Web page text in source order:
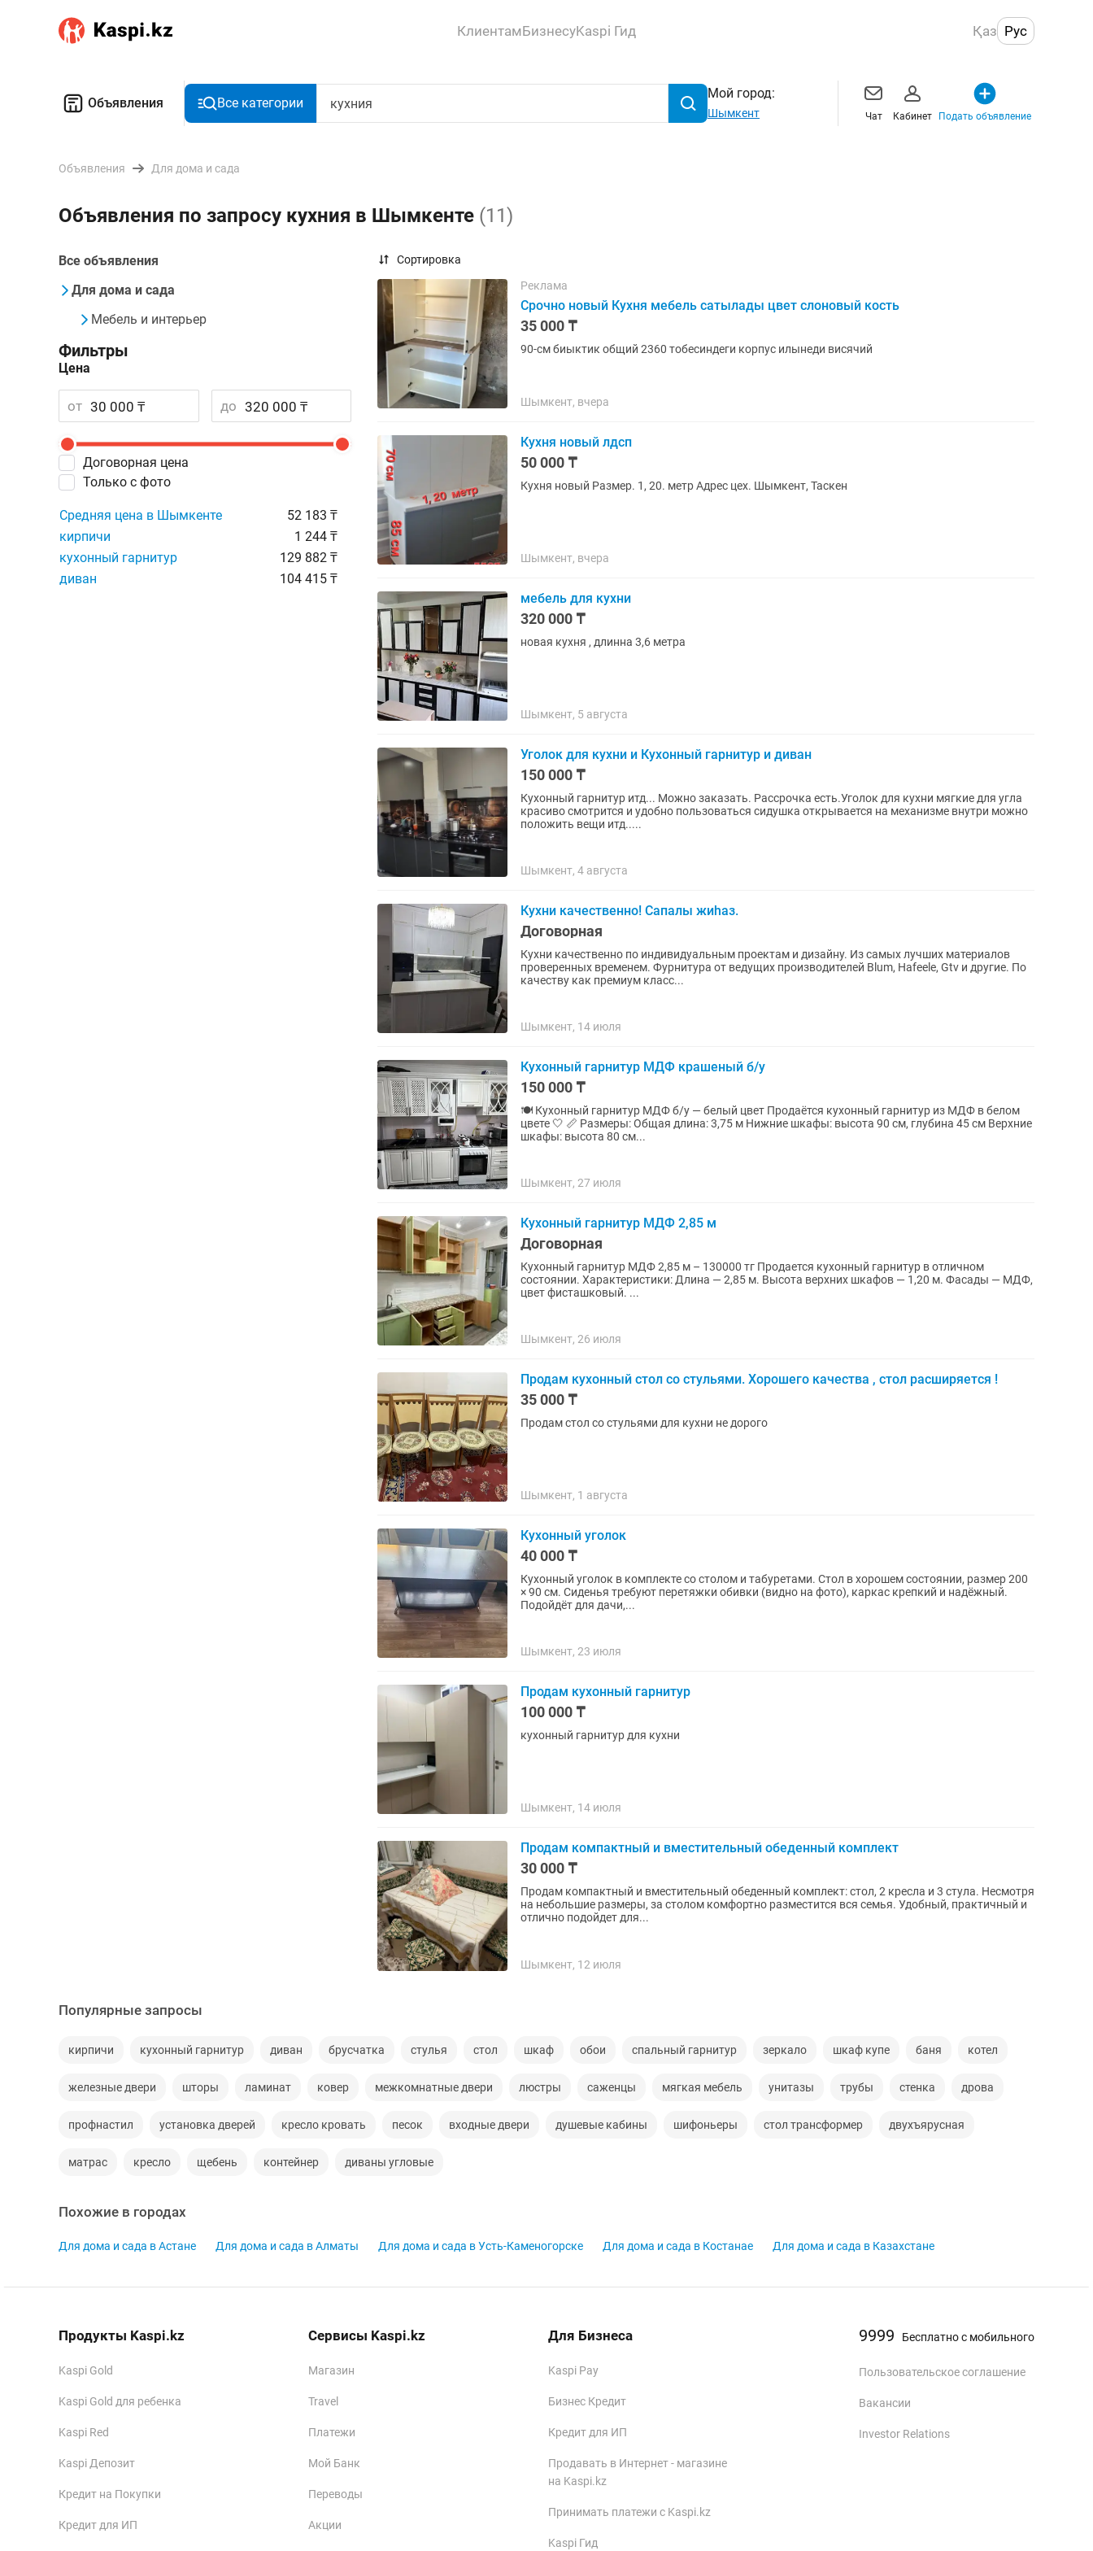
КлиентамБизнесуKaspi Гид Қаз Рус
Объявления Все категории
Мой город:
Шымкент Чат Кабинет Подать объявление
Объявления Для дома и сада
Объявления по запросу кухния в Шымкенте (11)
Все объявления
Для дома и сада
Мебель и интерьер
Фильтры
Цена
от до
Договорная цена
Только с фото
Средняя цена в Шымкенте
52 183 ₸
кирпичи
1 244 ₸
кухонный гарнитур
129 882 ₸
диван
104 415 ₸
Сортировка
Реклама
Срочно новый Кухня мебель сатылады цвет слоновый кость
35 000 ₸
90-см биыктик общий 2360 тобесиндеги корпус илынеди висячий
Шымкент, вчера
Кухня новый лдсп
50 000 ₸
Кухня новый Размер. 1, 20. метр Адрес цех. Шымкент, Таскен
Шымкент, вчера
мебель для кухни
320 000 ₸
новая кухня , длинна 3,6 метра
Шымкент, 5 августа
Уголок для кухни и Кухонный гарнитур и диван
150 000 ₸
Кухонный гарнитур итд... Можно заказать. Рассрочка есть.Уголок для кухни мягкие для угла
красиво смотрится и удобно пользоваться сидушка открывается на механизме внутри можно
положить вещи итд.....
Шымкент, 4 августа
Кухни качественно! Сапалы жиhaз.
Договорная
Кухни качественно по индивидуальным проектам и дизайну. Из самых лучших материалов
проверенных временем. Фурнитура от ведущих производителей Blum, Hafeele, Gtv и другие. По
качеству как премиум класс...
Шымкент, 14 июля
Кухонный гарнитур МДФ крашеный б/у
150 000 ₸
🍽️ Кухонный гарнитур МДФ б/у — белый цвет Продаётся кухонный гарнитур из МДФ в белом
цвете 🤍 📏 Размеры: Общая длина: 3,75 м Нижние шкафы: высота 90 см, глубина 45 см Верхние
шкафы: высота 80 см...
Шымкент, 27 июля
Кухонный гарнитур МДФ 2,85 м
Договорная
Кухонный гарнитур МДФ 2,85 м – 130000 тг Продается кухонный гарнитур в отличном
состоянии. Характеристики: Длина — 2,85 м. Высота верхних шкафов — 1,20 м. Фасады — МДФ,
цвет фисташковый. ...
Шымкент, 26 июля
Продам кухонный стол со стульями. Хорошего качества , стол расширяется !
35 000 ₸
Продам стол со стульями для кухни не дорого
Шымкент, 1 августа
Кухонный уголок
40 000 ₸
Кухонный уголок в комплекте со столом и табуретами. Стол в хорошем состоянии, размер 200
× 90 см. Сиденья требуют перетяжки обивки (видно на фото), каркас крепкий и надёжный.
Подойдёт для дачи,...
Шымкент, 23 июля
Продам кухонный гарнитур
100 000 ₸
кухонный гарнитур для кухни
Шымкент, 14 июля
Продам компактный и вместительный обеденный комплект
30 000 ₸
Продам компактный и вместительный обеденный комплект: стол, 2 кресла и 3 стула. Несмотря
на небольшие размеры, за столом комфортно разместится вся семья. Удобный, практичный и
отлично подойдет для...
Шымкент, 12 июля
Популярные запросы
кирпичи кухонный гарнитур диван брусчатка стулья стол шкаф обои спальный гарнитур зеркало шкаф купе баня котел
железные двери шторы ламинат ковер межкомнатные двери люстры саженцы мягкая мебель унитазы трубы стенка дрова
профнастил установка дверей кресло кровать песок входные двери душевые кабины шифоньеры стол трансформер двухъярусная
матрас кресло щебень контейнер диваны угловые
Похожие в городах
Для дома и сада в Астане Для дома и сада в Алматы Для дома и сада в Усть-Каменогорске Для дома и сада в Костанае Для дома и сада в Казахстане
Продукты Kaspi.kz
Kaspi Gold
Kaspi Gold для ребенка
Kaspi Red
Kaspi Депозит
Кредит на Покупки
Кредит для ИП
Сервисы Kaspi.kz
Магазин
Travel
Платежи
Мой Банк
Переводы
Акции
Для Бизнеса
Kaspi Pay
Бизнес Кредит
Кредит для ИП
Продавать в Интернет - магазине
на Kaspi.kz
Принимать платежи с Kaspi.kz
Kaspi Гид
9999 Бесплатно с мобильного
Пользовательское соглашение
Вакансии
Investor Relations